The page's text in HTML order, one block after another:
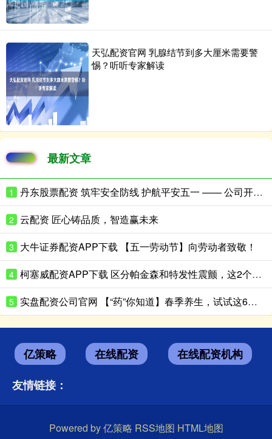
天弘配资官网 乳腺结节到多大厘米需要警
惕？听听专家解读
最新文章
1 丹东股票配资 筑牢安全防线 护航平安五一 —— 公司开展五一节前安全生产大检查
2 云配资 匠心铸品质，智造赢未来
3 大牛证券配资APP下载 【五一劳动节】向劳动者致敬！
4 柯塞威配资APP下载 区分帕金森和特发性震颤，这2个细节就够了
5 实盘配资公司官网 【“药”你知道】春季养生，试试这6种“药食同源”食材
亿策略 在线配资
在线配资机构
友情链接：
Powered by亿策略 RSS地图 HTML地图